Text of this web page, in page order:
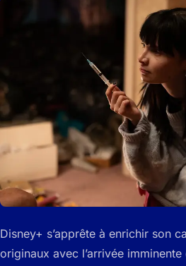
Disney+ s’apprête à enrichir son
originaux avec l’arrivée imminente